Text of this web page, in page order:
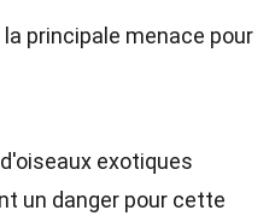
principale menace pour
exotiques
un danger pour cette